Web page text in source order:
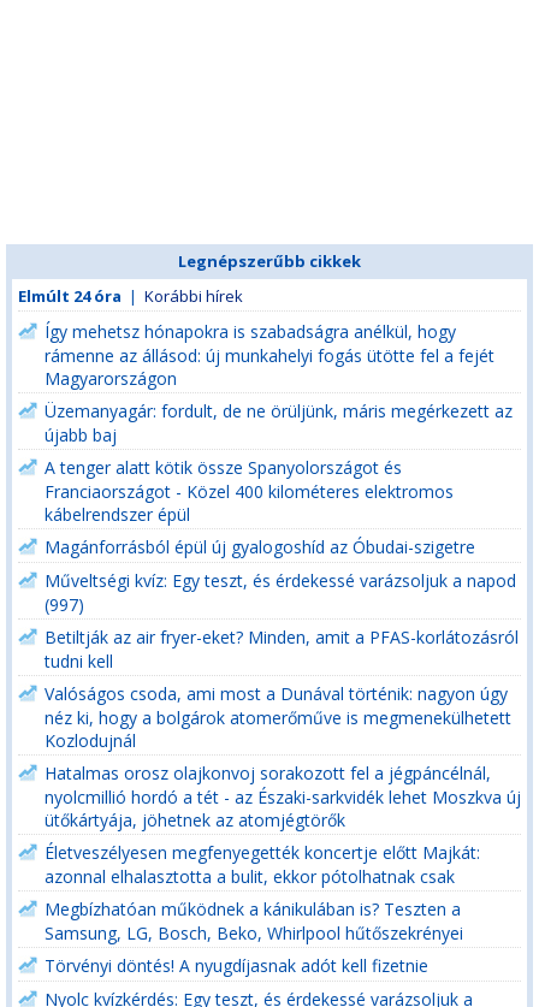
Legnépszerűbb cikkek
Elmúlt 24 óra | Korábbi hírek
Így mehetsz hónapokra is szabadságra anélkül, hogy
rámenne az állásod: új munkahelyi fogás ütötte fel a fejét
Magyarországon
Üzemanyagár: fordult, de ne örüljünk, máris megérkezett az
újabb baj
A tenger alatt kötik össze Spanyolországot és
Franciaországot - Közel 400 kilométeres elektromos
kábelrendszer épül
Magánforrásból épül új gyalogoshíd az Óbudai-szigetre
Műveltségi kvíz: Egy teszt, és érdekessé varázsoljuk a napod
(997)
Betiltják az air fryer-eket? Minden, amit a PFAS-korlátozásról
tudni kell
Valóságos csoda, ami most a Dunával történik: nagyon úgy
néz ki, hogy a bolgárok atomerőműve is megmenekülhetett
Kozlodujnál
Hatalmas orosz olajkonvoj sorakozott fel a jégpáncélnál,
nyolcmillió hordó a tét - az Északi-sarkvidék lehet Moszkva új
ütőkártyája, jöhetnek az atomjégtörők
Életveszélyesen megfenyegették koncertje előtt Majkát:
azonnal elhalasztotta a bulit, ekkor pótolhatnak csak
Megbízhatóan működnek a kánikulában is? Teszten a
Samsung, LG, Bosch, Beko, Whirlpool hűtőszekrényei
Törvényi döntés! A nyugdíjasnak adót kell fizetnie
Nyolc kvízkérdés: Egy teszt, és érdekessé varázsoljuk a